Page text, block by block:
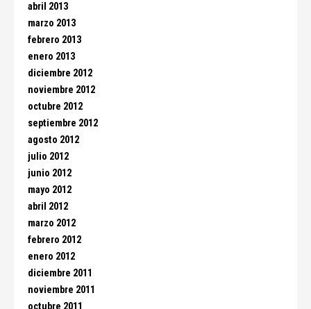
abril 2013
marzo 2013
febrero 2013
enero 2013
diciembre 2012
noviembre 2012
octubre 2012
septiembre 2012
agosto 2012
julio 2012
junio 2012
mayo 2012
abril 2012
marzo 2012
febrero 2012
enero 2012
diciembre 2011
noviembre 2011
octubre 2011